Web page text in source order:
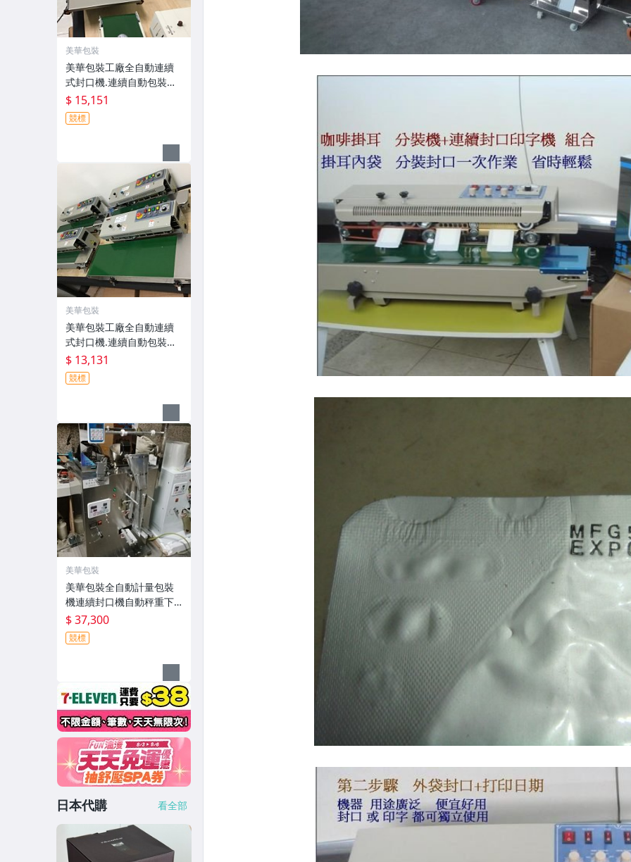
美華包裝
美華包裝工廠全自動連續
式封口機.連續自動包裝印
字機咖啡掛耳耳掛真空包
裝封口機印字機.另有加寬
型另有出新機型
$ 15,151
競標
美華包裝
美華包裝工廠全自動連續
式封口機.連續自動包裝機
咖啡掛耳耳掛包裝真空封
口機.另有加寬型有色印字
附計數器
$ 13,131
競標
美華包裝
美華包裝全自動計量包裝
機連續封口機自動秤重下
料液體包裝機˙冷泡茶葉芝
麻種子醬油醋分裝定量真
空包裝封口機另有正新年
$ 37,300
競標
日本代購 看全部